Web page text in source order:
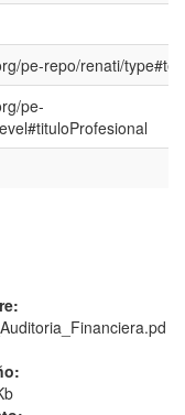
pe-repo/renati/
pe-